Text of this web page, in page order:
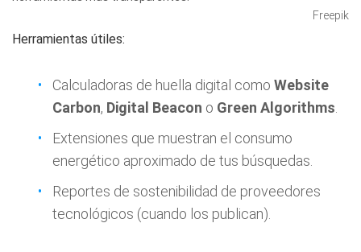
Freepik
Herramientas útiles:
Calculadoras de huella digital como Website
Carbon, Digital Beacon o Green Algorithms
Extensiones que muestran el consumo
energético aproximado de tus búsquedas.
Reportes de sostenibilidad de proveedores
tecnológicos (cuando los publican).